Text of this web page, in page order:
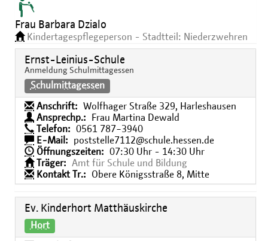
Frau Barbara Dzialo
Kindertagespflegeperson - Stadtteil: Niederzwehren
Ernst-Leinius-Schule
Anmeldung Schulmittagessen
Schulmittagessen
Anschrift:
Wolfhager Straße 329, Harleshausen
Ansprechp.:
Frau Martina Dewald
Telefon:
0561 787−3940
E-Mail:
poststelle7112@schule.hessen.de
Öffnungszeiten:
07:30 Uhr - 14:30 Uhr
Träger:
Amt für Schule und Bildung
Kontakt Tr.:
Obere Königsstraße 8, Mitte
Ev. Kinderhort Matthäuskirche
Hort